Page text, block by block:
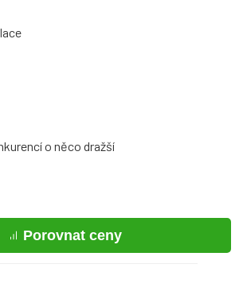
o něco dražší
Porovnat ceny